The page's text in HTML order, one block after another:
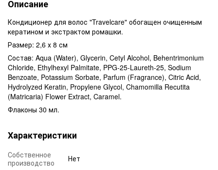
Описание
Кондиционер для волос "Travelcare" обогащен очищенным
кератином и экстрактом ромашки.
Размер: 2,6 х 8 см
Состав: Aqua (Water), Glycerin, Cetyl Alcohol, Behentrimonium
Chloride, Ethylhexyl Palmitate, PPG-25-Laureth-25, Sodium
Benzoate, Potassium Sorbate, Parfum (Fragrance), Citric Acid,
Hydrolyzed Keratin, Propylene Glycol, Chamomilla Recutita
(Matricaria) Flower Extract, Caramel.
Флаконы 30 мл.
Характеристики
Собственное
производство
Нет